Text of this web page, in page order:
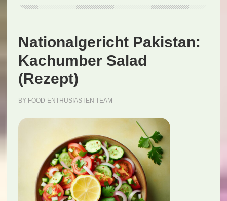
Nationalgericht Pakistan:
Kachumber Salad
(Rezept)
BY FOOD-ENTHUSIASTEN TEAM